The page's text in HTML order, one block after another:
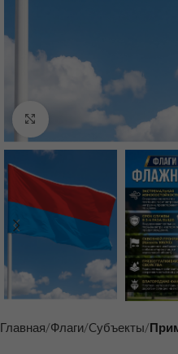
Нажмите, чтобы
Главная Флаги Cубъекты